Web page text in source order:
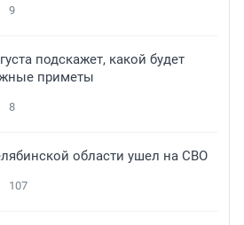
9
подскажет, какой будет
приметы
8
области ушел на СВО
107